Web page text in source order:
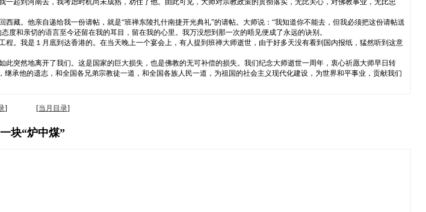
藏。他亲自递给我一份请帖，就是“班禅东陵扎什南捷开光典礼”的请帖。大师说：“我知道你不能去，但我必须把这份请帖送
和亲切的语言至今还留在我的耳目，留在我的心里。我万没想到那一次的晤见便成了永远的诀别。
。我是１月底到达香港的。在当天晚上一个宴会上，有人提到班禅大师逝世，由于好多天没有看到国内报纸，猛然听到这意
突然地离开了我们。这是国家的巨大损失，也是佛教的无可补偿的损失。我们纪念大师逝世一周年，衷心祈愿大师早日转
承他的遗志，和全国各兄弟宗教徒一道，和全国各族人民一道，为祖国的社会主义现代化建设，为世界和平事业，贡献我们
] [当月目录]
块“炉中煤”